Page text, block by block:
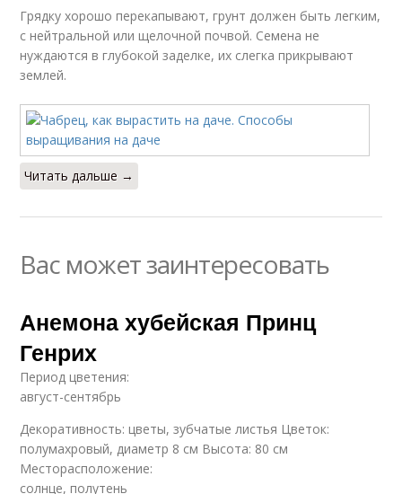
Грядку хорошо перекапывают, грунт должен быть легким,
с нейтральной или щелочной почвой. Семена не
нуждаются в глубокой заделке, их слегка прикрывают
землей.
Читать дальше →
Вас может заинтересовать
Анемона хубейская Принц
Генрих
Период цветения:
август-сентябрь
Декоративность: цветы, зубчатые листья Цветок:
полумахровый, диаметр 8 см Высота: 80 см
Месторасположение:
солнце, полутень